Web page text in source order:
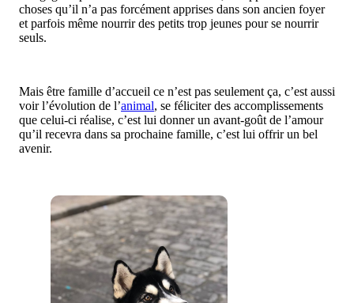
choses qu’il n’a pas forcément apprises dans son ancien foyer
et parfois même nourrir des petits trop jeunes pour se nourrir
seuls.
Mais être famille d’accueil ce n’est pas seulement ça, c’est aussi
voir l’évolution de l’animal, se féliciter des accomplissements
que celui-ci réalise, c’est lui donner un avant-goût de l’amour
qu’il recevra dans sa prochaine famille, c’est lui offrir un bel
avenir.